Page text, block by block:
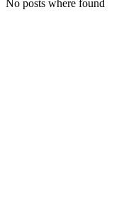
No posts where found